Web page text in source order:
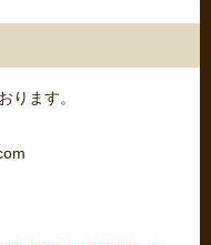
ります。